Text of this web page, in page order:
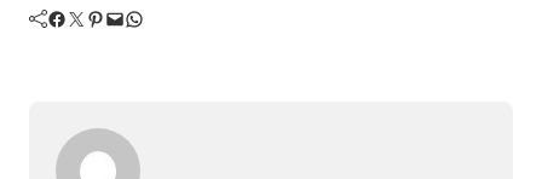
Facebook Twitter Pinterest Mail WhatsApp